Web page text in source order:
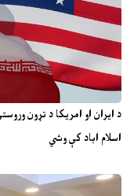
د ایران او امریکا د تړون
اسلام اباد کې وشي